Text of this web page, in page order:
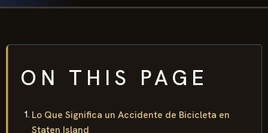
ON THIS PAGE
Lo Que Significa un Accidente de Bicicleta en
Staten Island